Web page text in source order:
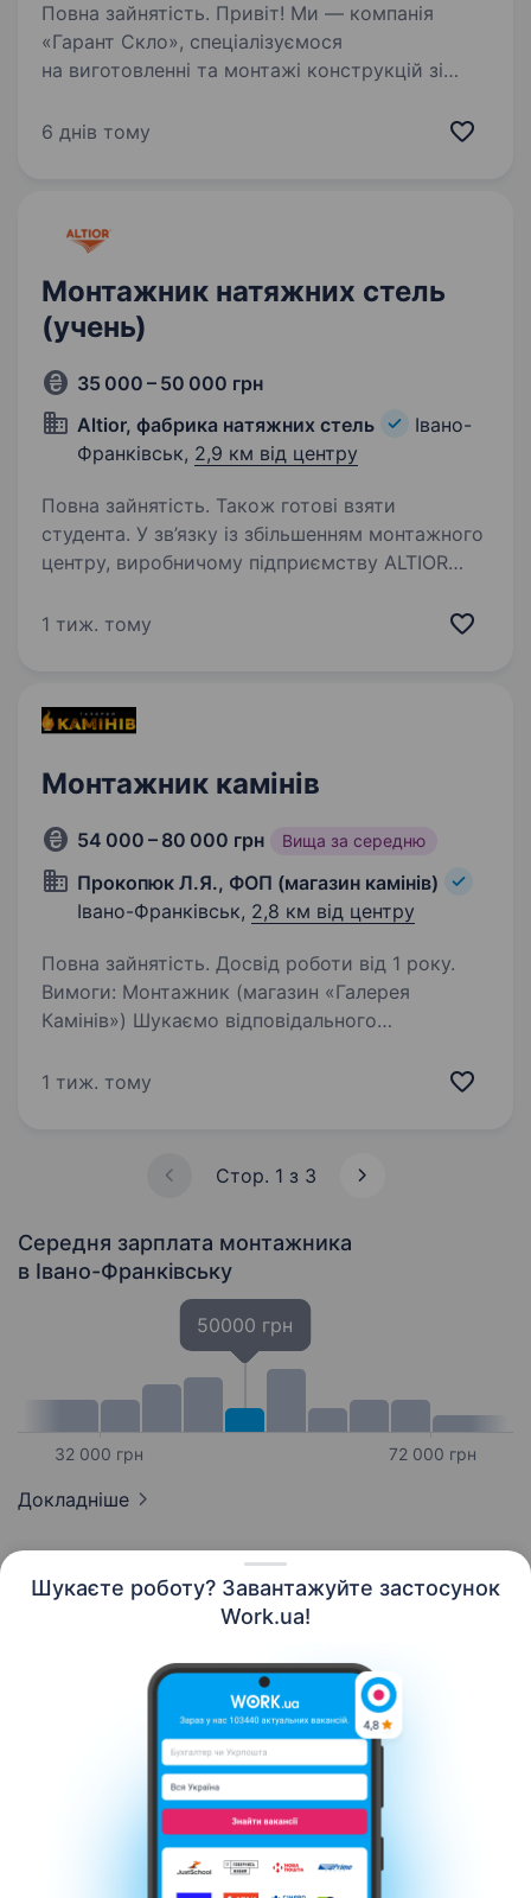
Шукаєте роботу? Завантажуйте застосунок
Work.ua!
Повна зайнятість. Привіт! Ми — компанія
«Гарант Скло», спеціалізуємося
на виготовленні та монтажі конструкцій зі
команди монтажника, налагоджувальника,
6 днів тому
Монтажник натяжних стель
(учень)
35 000 – 50 000 грн
Altior, фабрика натяжних стель
Івано-
Франківськ, 2,9 км від центру
Повна зайнятість. Також готові взяти
студента. У зв’язку із збільшенням монтажного
центру, виробничому підприємству ALTIOR
провідним виробником натяжних стель та
1 тиж. тому
Монтажник камінів
54 000 – 80 000 грн Вища за середню
Прокопюк Л.Я., ФОП (магазин камінів)
Івано-Франківськ, 2,8 км від центру
Повна зайнятість. Досвід роботи від 1 року.
Вимоги: Монтажник (магазин «Галерея
Камінів») Шукаємо відповідального
та димоходів. Потрібні акуратність, технічне
1 тиж. тому
Стор. 1 з 3
Середня зарплата монтажника
в Івано-Франківську
32 000 грн
50000 грн
72 000 грн
Докладніше
Контакти Про нас
Кар’єра
Допомога Умови використання